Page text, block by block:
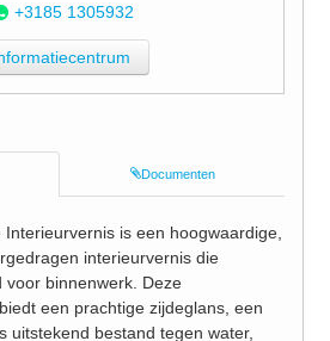
+3185 1305932
Documenten
is een hoogwaardige,
interieurvernis die
voor binnenwerk. Deze
een prachtige zijdeglans, een
uitstekend bestand tegen water,